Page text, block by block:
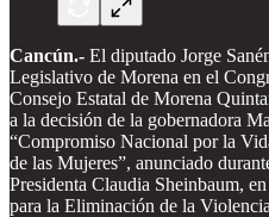
Cancún.- El diputado Jorge
Legislativo de Morena en el
Consejo Estatal de Morena
a la decisión de la gobernadora
“Compromiso Nacional por la
de las Mujeres”, anunciado
Presidenta Claudia Sheinbaum,
para la Eliminación de la